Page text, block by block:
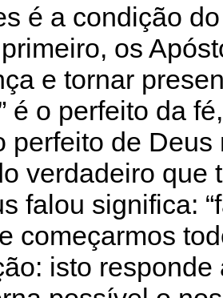
é a condição
os
e tornar
é o perfeito da
perfeito de
verdadeiro que
falou significa:
começarmos
isto